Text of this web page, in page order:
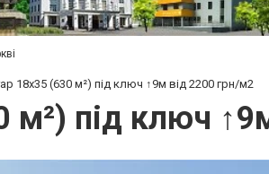
18х35 (630 м²) під ключ ↑9м від 2200 грн/м2
м²) під ключ